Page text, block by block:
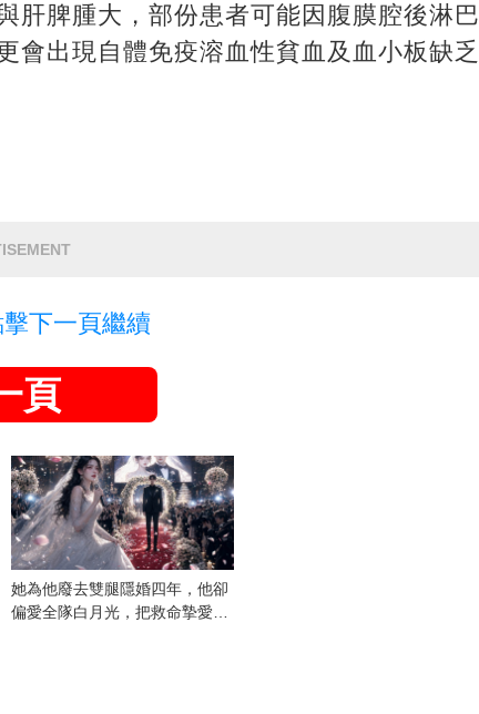
肝脾腫大，部份患者可能因腹膜腔後淋巴
會出現自體免疫溶血性貧血及血小板缺乏
下一頁繼續
頁
她為他廢去雙腿隱婚四年，他卻
偏愛全隊白月光，把救命摯愛當